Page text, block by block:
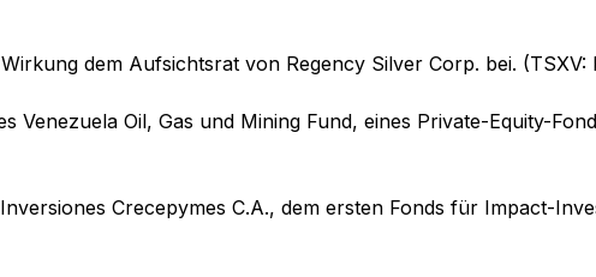
dem Aufsichtsrat von Regency Silver Corp. bei. (TSXV:
Venezuela Oil, Gas und Mining Fund, eines Private-Equity-
Crecepymes C.A., dem ersten Fonds für Impact-